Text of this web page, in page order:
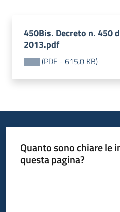
450Bis. Decreto n. 450
2013.pdf
(PDF - 615,0 KB)
Quanto sono chiare le
questa pagina?